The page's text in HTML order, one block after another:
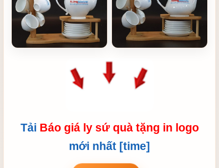
Tải Báo giá ly sứ quà tặng in logo
mới nhất [time]